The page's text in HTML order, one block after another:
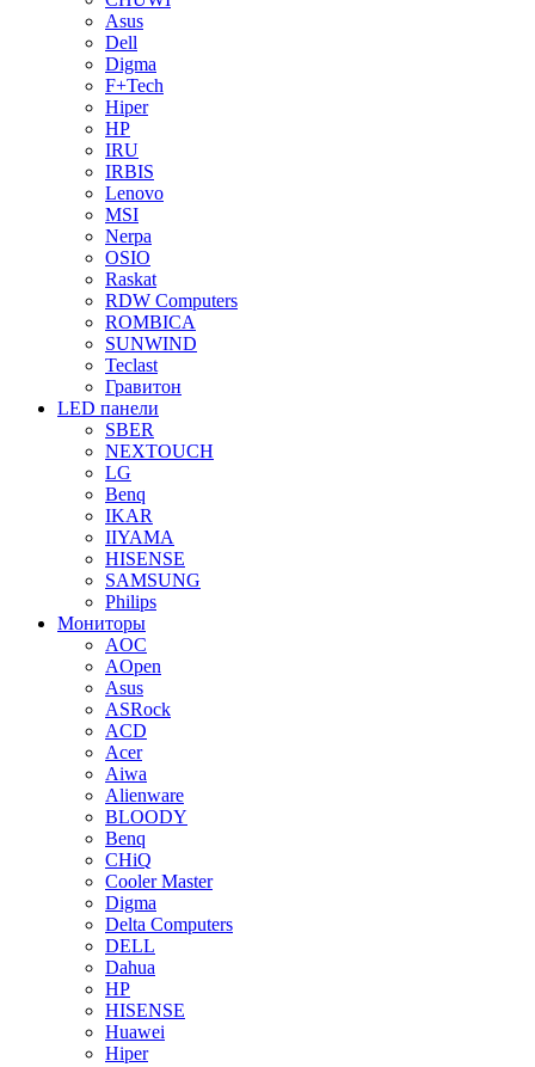
Asus
Dell
Digma
F+Tech
Hiper
HP
IRU
IRBIS
Lenovo
MSI
Nerpa
OSIO
Raskat
RDW Computers
ROMBICA
SUNWIND
Teclast
Гравитон
LED панели
SBER
NEXTOUCH
LG
Benq
IKAR
IIYAMA
HISENSE
SAMSUNG
Philips
Мониторы
AOC
AOpen
Asus
ASRock
ACD
Acer
Aiwa
Alienware
BLOODY
Benq
CHiQ
Cooler Master
Digma
Delta Computers
DELL
Dahua
HP
HISENSE
Huawei
Hiper